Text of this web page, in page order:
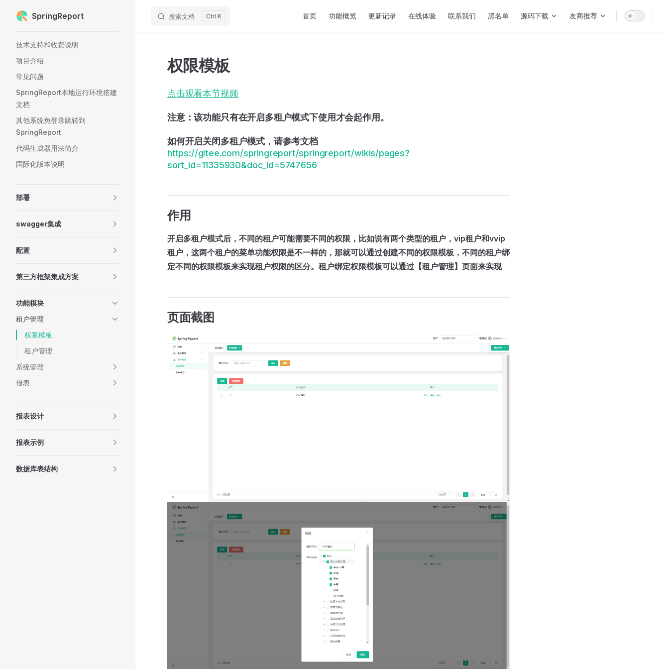
Skip to content
SpringReport 搜索文档 K 首页 功能概览 更新记录 在线体验 联系我们 黑名单 源码下载 友商推荐
技术支持和收费说明
项目介绍
常见问题
SpringReport本地运行环境搭建
文档
其他系统免登录跳转到
SpringReport
代码生成器用法简介
国际化版本说明
部署
swagger集成
配置
第三方框架集成方案
功能模块
租户管理
权限模板
租户管理
系统管理
报表
报表设计
报表示例
数据库表结构
权限模板
点击观看本节视频
注意：该功能只有在开启多租户模式下使用才会起作用。
如何开启关闭多租户模式，请参考文档
https://gitee.com/springreport/springreport/wikis/pages?
sort_id=11335930&doc_id=5747656
作用
开启多租户模式后，不同的租户可能需要不同的权限，比如说有两个类型的租户，vip租户和vvip
租户，这两个租户的菜单功能权限是不一样的，那就可以通过创建不同的权限模板，不同的租户绑
定不同的权限模板来实现租户权限的区分。租户绑定权限模板可以通过【租户管理】页面来实现
页面截图